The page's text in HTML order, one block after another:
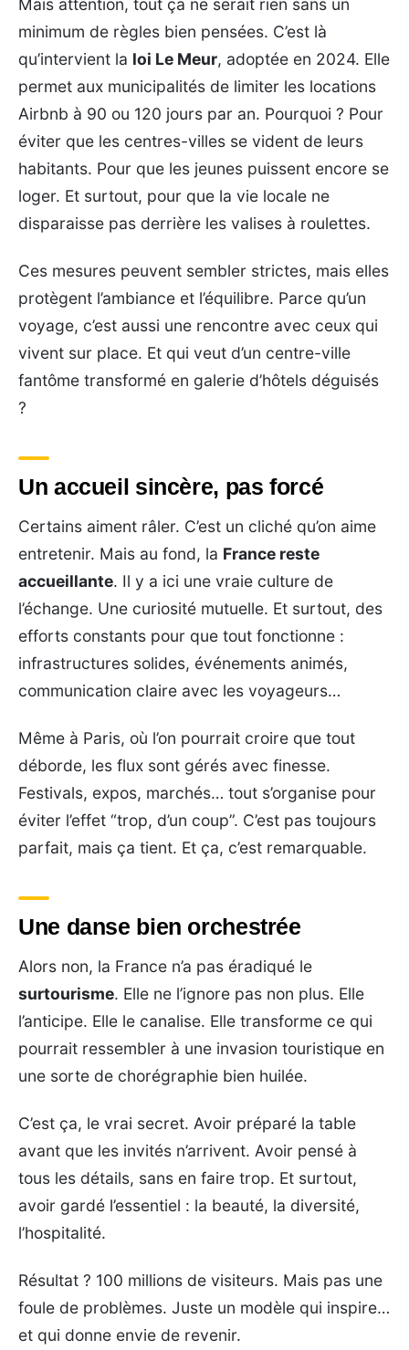
minimum de règles bien pensées. C’est là
qu’intervient la loi Le Meur, adoptée en 2024. Elle
permet aux municipalités de limiter les locations
Airbnb à 90 ou 120 jours par an. Pourquoi ? Pour
éviter que les centres-villes se vident de leurs
habitants. Pour que les jeunes puissent encore se
loger. Et surtout, pour que la vie locale ne
disparaisse pas derrière les valises à roulettes.
Ces mesures peuvent sembler strictes, mais elles
protègent l’ambiance et l’équilibre. Parce qu’un
voyage, c’est aussi une rencontre avec ceux qui
vivent sur place. Et qui veut d’un centre-ville
fantôme transformé en galerie d’hôtels déguisés
?
Un accueil sincère, pas forcé
Certains aiment râler. C’est un cliché qu’on aime
entretenir. Mais au fond, la France reste
accueillante. Il y a ici une vraie culture de
l’échange. Une curiosité mutuelle. Et surtout, des
efforts constants pour que tout fonctionne :
infrastructures solides, événements animés,
communication claire avec les voyageurs…
Même à Paris, où l’on pourrait croire que tout
déborde, les flux sont gérés avec finesse.
Festivals, expos, marchés… tout s’organise pour
éviter l’effet “trop, d’un coup”. C’est pas toujours
parfait, mais ça tient. Et ça, c’est remarquable.
Une danse bien orchestrée
Alors non, la France n’a pas éradiqué le
surtourisme. Elle ne l’ignore pas non plus. Elle
l’anticipe. Elle le canalise. Elle transforme ce qui
pourrait ressembler à une invasion touristique en
une sorte de chorégraphie bien huilée.
C’est ça, le vrai secret. Avoir préparé la table
avant que les invités n’arrivent. Avoir pensé à
tous les détails, sans en faire trop. Et surtout,
avoir gardé l’essentiel : la beauté, la diversité,
l’hospitalité.
Résultat ? 100 millions de visiteurs. Mais pas une
foule de problèmes. Juste un modèle qui inspire…
et qui donne envie de revenir.